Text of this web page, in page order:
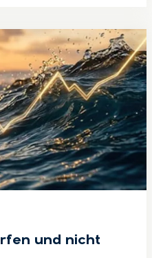
und nicht